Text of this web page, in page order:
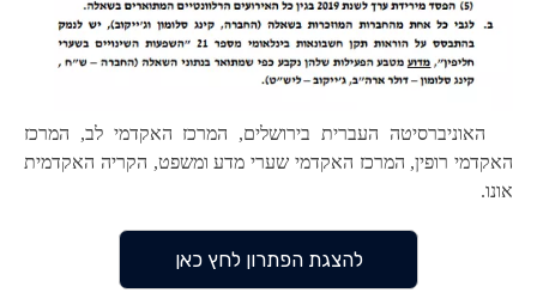
האוניברסיטה העברית בירושלים, המרכז האקדמי לב, המרכז
האקדמי רופין, המרכז האקדמי שערי מדע ומשפט, הקריה האקדמית
אונו.
להצגת הפתרון לחץ כאן